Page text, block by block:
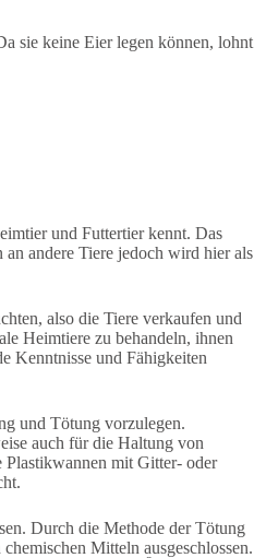
sie keine Eier legen können, lohnt
und Futtertier kennt. Das
andere Tiere jedoch wird hier als
also die Tiere verkaufen und
Heimtiere zu behandeln, ihnen
Kenntnisse und Fähigkeiten
und Tötung vorzulegen.
auch für die Haltung von
Plastikwannen mit Gitter- oder
Durch die Methode der Tötung
Mitteln ausgeschlossen.